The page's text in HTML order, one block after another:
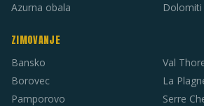
Azurna obala
Dolomiti
ZIMOVANJE
Bansko
Borovec
Pamporovo
Val
La
Serre